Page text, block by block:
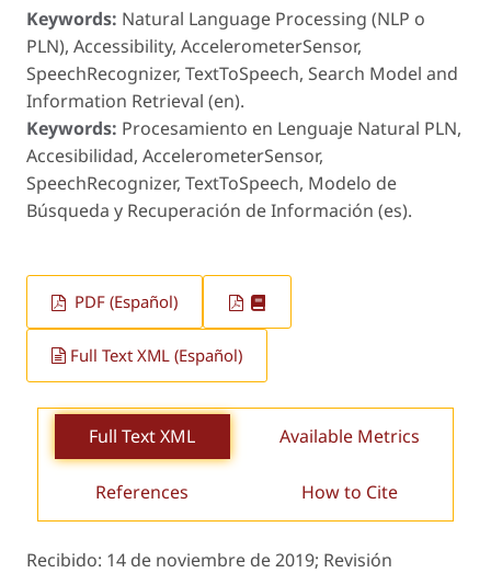
Keywords: Natural Language Processing (NLP o
PLN), Accessibility, AccelerometerSensor,
SpeechRecognizer, TextToSpeech, Search Model and
Information Retrieval (en).
Keywords: Procesamiento en Lenguaje Natural PLN,
Accesibilidad, AccelerometerSensor,
SpeechRecognizer, TextToSpeech, Modelo de
Búsqueda y Recuperación de Información (es).
PDF (Español)
Full Text XML (Español)
Full Text XML Available Metrics
References How to Cite
Recibido: 14 de noviembre de 2019; Revisión